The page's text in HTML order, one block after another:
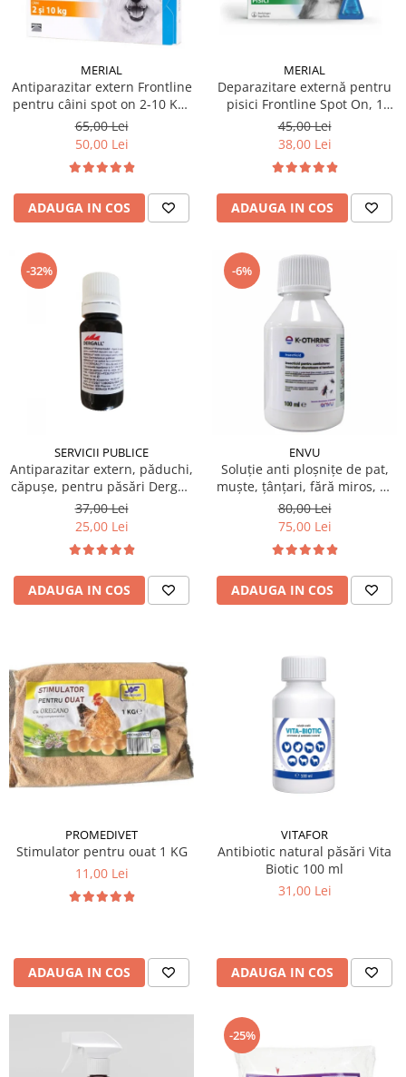
MERIAL
Antiparazitar extern Frontline
pentru câini spot on 2-10 KG,
1 pipetă
65,00 Lei
50,00 Lei
ADAUGA IN COS
MERIAL
Deparazitare externă pentru
pisici Frontline Spot On, 1
pipetă
45,00 Lei
38,00 Lei
ADAUGA IN COS
-32%
SERVICII PUBLICE
Antiparazitar extern, păduchi,
căpuşe, pentru păsări Dergall
10 ml
37,00 Lei
25,00 Lei
ADAUGA IN COS
-6%
ENVU
Soluție anti ploșnițe de pat,
muște, țânțari, fără miros, K-
OTHRINE SC 7.5 Flow 100 ml
80,00 Lei
75,00 Lei
ADAUGA IN COS
PROMEDIVET
Stimulator pentru ouat 1 KG
11,00 Lei
ADAUGA IN COS
VITAFOR
Antibiotic natural păsări Vita
Biotic 100 ml
31,00 Lei
ADAUGA IN COS
-25%